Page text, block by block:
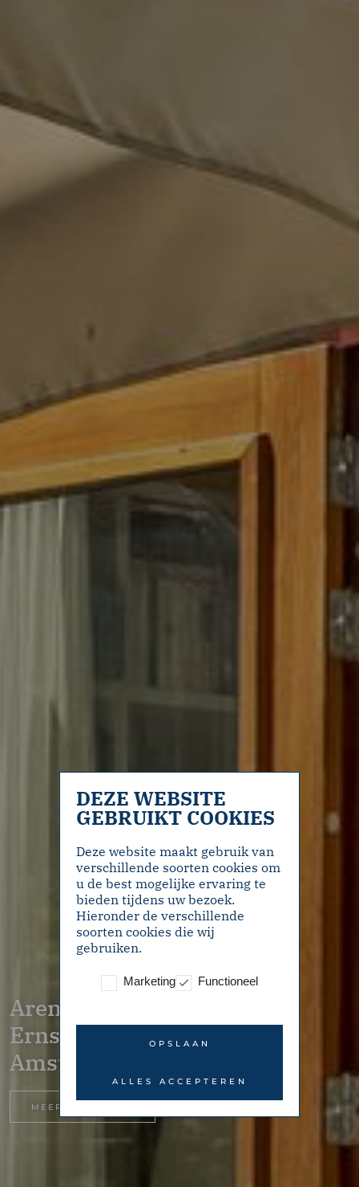
Arent Janszoon
Ernststraat 186 –
Amsterdam
MEER INFORMATIE
DEZE WEBSITE
GEBRUIKT COOKIES
Deze website maakt gebruik van
verschillende soorten cookies om
u de best mogelijke ervaring te
bieden tijdens uw bezoek.
Hieronder de verschillende
soorten cookies die wij
gebruiken.
Marketing Functioneel
OPSLAAN
ALLES ACCEPTEREN